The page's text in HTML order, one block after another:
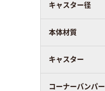
キャスター径
本体材質
キャスター
コーナーバンパー